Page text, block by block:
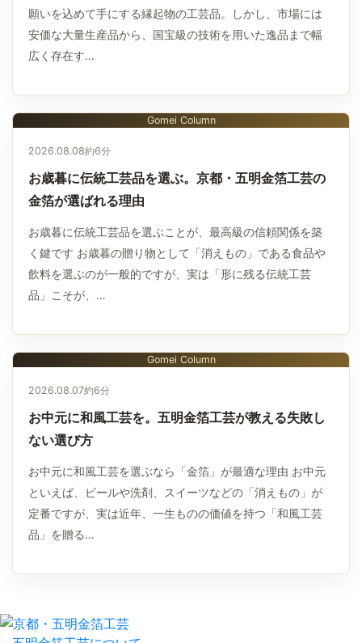
願いを込めて手にする縁起物の工芸品。しかし、市場には
安価な大量生産品から、国宝級の技術を用いた逸品まで幅
広く存在す…
Gomei Column
2026.08.08約6分
お歳暮に伝統工芸品を選ぶ。京都・五明金箔工芸の
金箔が選ばれる理由
お歳暮に伝統工芸品を選ぶことが、最高級の信頼関係を築
く鍵です お歳暮の贈り物として「消えもの」である食品や
飲料を選ぶのが一般的ですが、実は「形に残る伝統工芸
品」こそが、…
Gomei Column
2026.08.07約6分
お中元に和風工芸を。五明金箔工芸が教える失敗し
ない選び方
お中元に和風工芸を選ぶなら「金箔」が最適な理由 お中元
といえば、ビールや洗剤、スイーツなどの「消えもの」が
定番ですが、実は近年、一生ものの価値を持つ「和風工芸
品」を贈る…